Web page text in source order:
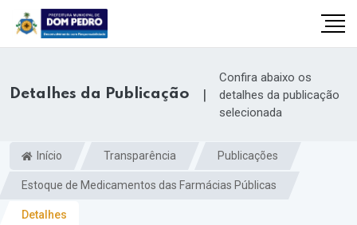
Detalhes da Publicação |
Confira abaixo os
detalhes da publicação
selecionada
Início Transparência Publicações
Estoque de Medicamentos das Farmácias Públicas
Detalhes